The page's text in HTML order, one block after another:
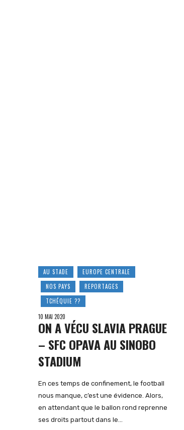
AU STADE
EUROPE CENTRALE
NOS PAYS
REPORTAGES
TCHÉQUIE ??
10 MAI 2020
ON A VÉCU SLAVIA PRAGUE
– SFC OPAVA AU SINOBO
STADIUM
En ces temps de confinement, le football
nous manque, c’est une évidence. Alors,
en attendant que le ballon rond reprenne
ses droits partout dans le…